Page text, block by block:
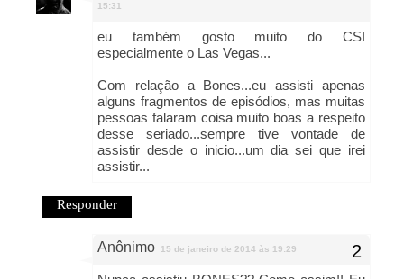
15:31
eu também gosto muito do CSI
especialmente o Las Vegas...
Com relação a Bones...eu assisti apenas
alguns fragmentos de episódios, mas muitas
pessoas falaram coisa muito boas a respeito
desse seriado...sempre tive vontade de
assistir desde o inicio...um dia sei que irei
assistir...
Responder
Anônimo 15 de janeiro de 2014 às 19:29